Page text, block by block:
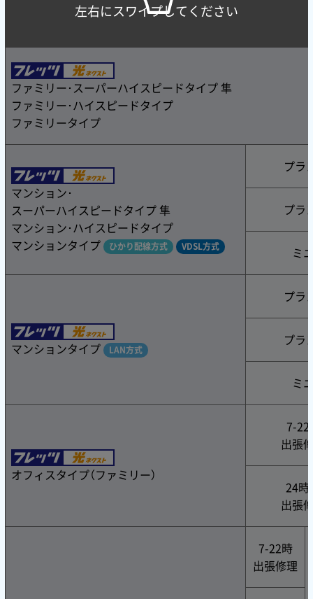
ファミリー･スーパーハイスピードタイプ 隼
ファミリー･ハイスピードタイプ
ファミリータイプ
マンション･
スーパーハイスピードタイプ 隼
マンション･ハイスピードタイプ
マンションタイプ
ひかり配線方式 VDSL方式
プラ
プラ
ミ
マンションタイプ LAN方式
プラ
プラ
ミ
オフィスタイプ（ファミリー）
7-22
出張
24時
出張
7-22時
出張修理
左右にスワイプしてください